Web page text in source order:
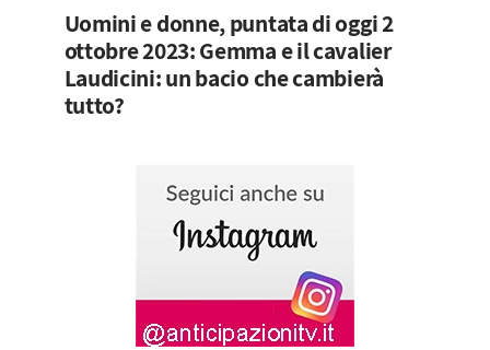
Uomini e donne, puntata di oggi 2
ottobre 2023: Gemma e il cavalier
Laudicini: un bacio che cambierà
tutto?